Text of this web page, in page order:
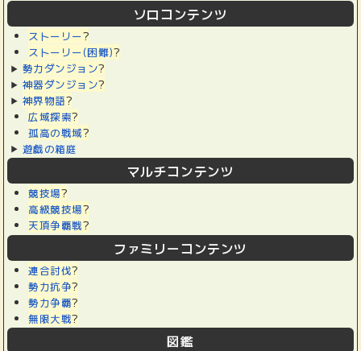
ソロコンテンツ
ストーリー?
ストーリー(困難)?
勢力ダンジョン?
神器ダンジョン?
神界物語?
広域探索?
孤高の戦域?
遊戯の箱庭
マルチコンテンツ
競技場?
高級競技場?
天頂争覇戦?
ファミリーコンテンツ
連合討伐?
勢力抗争?
勢力争覇?
無限大戦?
図鑑